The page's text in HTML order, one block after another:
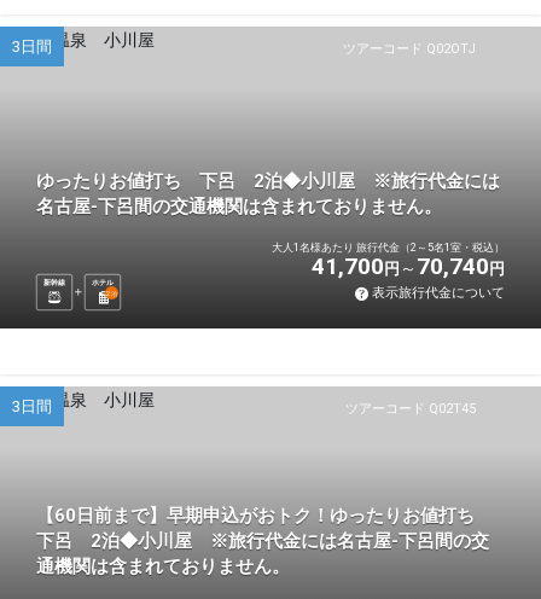
ツアーコード Q02OTJ
3日間
ゆったりお値打ち 下呂 2泊◆小川屋 ※旅行代金には
名古屋-下呂間の交通機関は含まれておりません。
新幹線
ホテル
2泊
大人1名様あたり 旅行代金（2～5名1室・税込）
41,700 円 70,740 円
表示旅行代金について
ツアーコード Q02T45
3日間
【60日前まで】早期申込がおトク！ゆったりお値打ち
下呂 2泊◆小川屋 ※旅行代金には名古屋-下呂間の交
通機関は含まれておりません。